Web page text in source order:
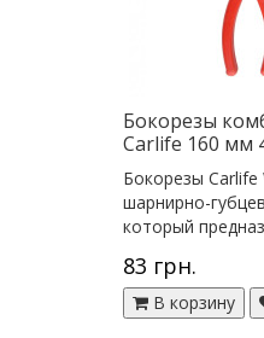
Бокорезы
Carlife 160 мм
Бокорезы Carlife
шарнирно-
который
83 грн.
В корзину